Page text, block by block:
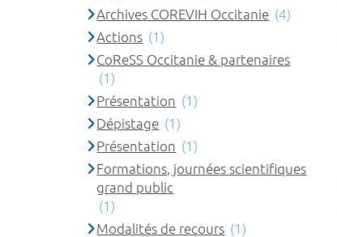
Archives COREVIH Occitanie (4)
Actions (1)
CoReSS Occitanie & partenaires
(1)
Présentation (1)
Dépistage (1)
Présentation (1)
Formations, journées scientifiques
grand public
(1)
Modalités de recours (1)